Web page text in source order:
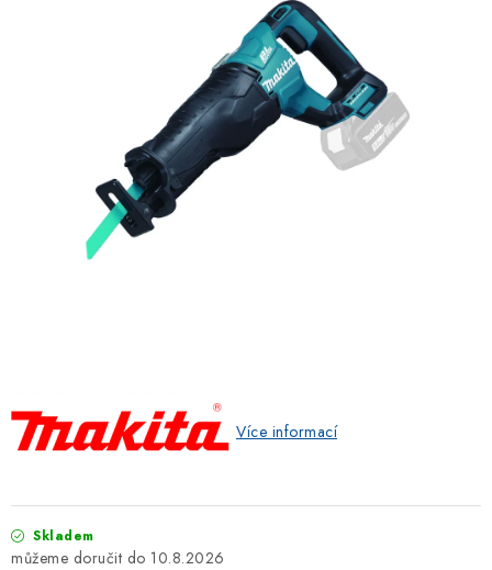
ZNAČKOVACÍ SPREJE
Jak nakupovat
Více informací
Skladem
10.8.2026